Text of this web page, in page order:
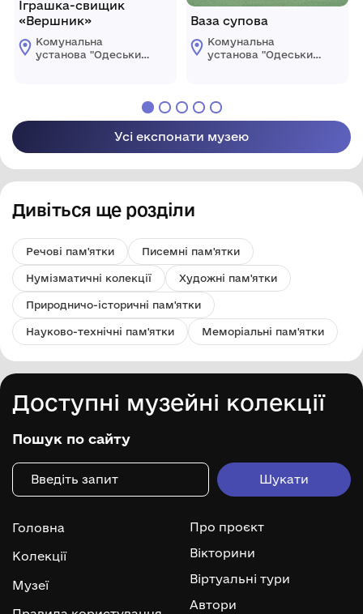
Іграшка-свищик
«Вершник»
Комунальна
установа "Одеський
Ваза супова
Комунальна
установа "Одеський
Усі експонати музею
Дивіться ще розділи
Речові пам'ятки Писемні пам'ятки
Нумізматичні колекції Художні пам'ятки
Природничо-історичні пам'ятки
Науково-технічні пам'ятки Меморіальні пам'ятки
Доступні музейні колекції
Пошук по сайту
Головна
Колекції
Музеї
Про проєкт
Вікторини
Віртуальні тури
Автори